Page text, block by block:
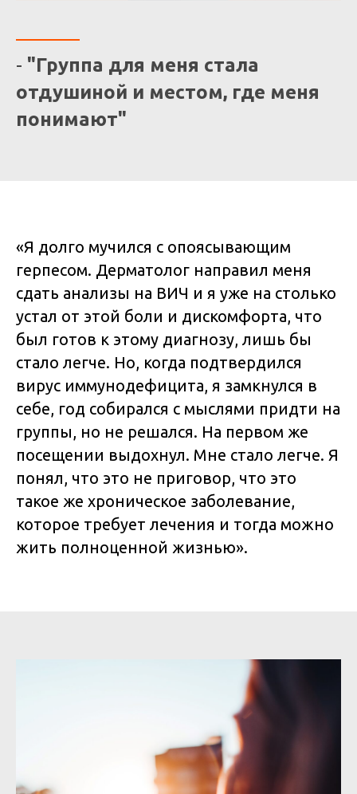
- "Группа для меня стала
отдушиной и местом, где меня
понимают"
«Я долго мучился с опоясывающим
герпесом. Дерматолог направил меня
сдать анализы на ВИЧ и я уже на столько
устал от этой боли и дискомфорта, что
был готов к этому диагнозу, лишь бы
стало легче. Но, когда подтвердился
вирус иммунодефицита, я замкнулся в
себе, год собирался с мыслями придти на
группы, но не решался. На первом же
посещении выдохнул. Мне стало легче. Я
понял, что это не приговор, что это
такое же хроническое заболевание,
которое требует лечения и тогда можно
жить полноценной жизнью».